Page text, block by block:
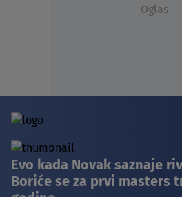
Oglas
Evo kada Novak saznaje
Boriće se za prvi masters